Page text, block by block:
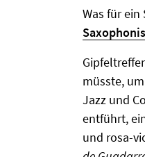
Was für ein
müsste,
Jazz und
entführt,
und rosa-